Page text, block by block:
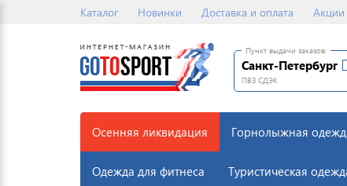
Каталог Новинки Доставка и оплата Акции
Пункт выдачи заказов:
Санкт-Петербург
ПВЗ СДЭК
Осенняя ликвидация Горнолыжная
Одежда для фитнеса Туристическая